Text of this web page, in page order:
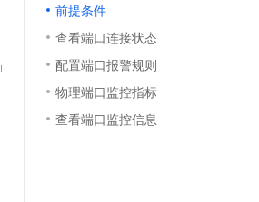
前提条件
查看端口连接状态
配置端口报警规则
物理端口监控指标
查看端口监控信息